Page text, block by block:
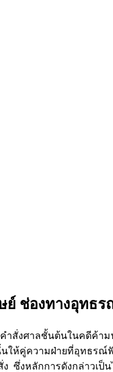
ช่องทางอุทธ
งศาลชั้นต้นในคดีค้าม
ให้คู่ความฝ่ายที่อุทธรณ์
ซึ่งหลักการดังกล่าวเ